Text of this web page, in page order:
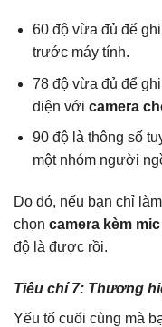
60 độ vừa đủ để
trước máy tính.
78 độ vừa đủ để
diện với camera
90 độ là thông số
một nhóm người
Do đó, nếu bạn chỉ
chọn camera kèm
độ là được rồi.
Tiêu chí 7: Thương
Yếu tố cuối cùng mà